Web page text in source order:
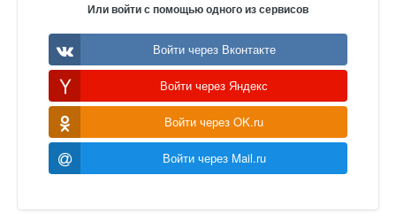
Или войти с помощью одного из сервисов
Войти через Вконтакте
Войти через Яндекс
Войти через OK.ru
Войти через Mail.ru